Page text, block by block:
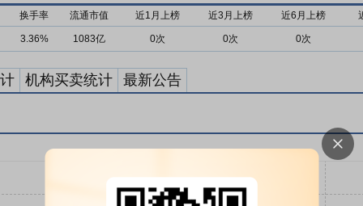
换手率 流通市值 近1月上榜 近3月上榜 近6月上榜
3.36% 1083亿 0次 0次 0次
机构买卖统计 最新公告